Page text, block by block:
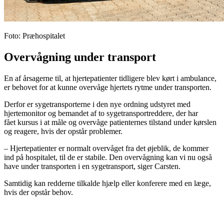
Foto: Præhospitalet
Overvågning under transport
En af årsagerne til, at hjertepatienter tidligere blev kørt i ambulance,
er behovet for at kunne overvåge hjertets rytme under transporten.
Derfor er sygetransporterne i den nye ordning udstyret med
hjertemonitor og bemandet af to sygetransportreddere, der har
fået kursus i at måle og overvåge patienternes tilstand under kørslen
og reagere, hvis der opstår problemer.
– Hjertepatienter er normalt overvåget fra det øjeblik, de kommer
ind på hospitalet, til de er stabile. Den overvågning kan vi nu også
have under transporten i en sygetransport, siger Carsten.
Samtidig kan redderne tilkalde hjælp eller konferere med en læge,
hvis der opstår behov.